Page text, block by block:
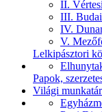
II.
III.
IV.
V.
Lelkipásztori
Papok,
Világi